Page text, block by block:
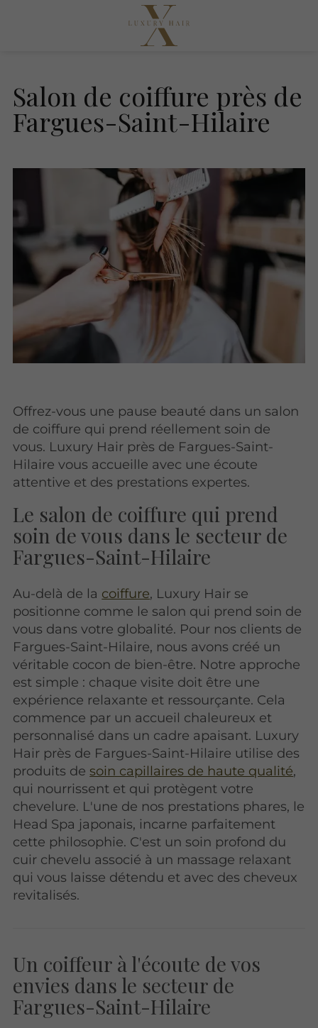
Salon de coiffure près de
Fargues-Saint-Hilaire
Offrez-vous une pause beauté dans un salon
de coiffure qui prend réellement soin de
vous. Luxury Hair près de Fargues-Saint-
Hilaire vous accueille avec une écoute
attentive et des prestations expertes.
Le salon de coiffure qui prend
soin de vous dans le secteur de
Fargues-Saint-Hilaire
Au-delà de la coiffure, Luxury Hair se
positionne comme le salon qui prend soin de
vous dans votre globalité. Pour nos clients de
Fargues-Saint-Hilaire, nous avons créé un
véritable cocon de bien-être. Notre approche
est simple : chaque visite doit être une
expérience relaxante et ressourçante. Cela
commence par un accueil chaleureux et
personnalisé dans un cadre apaisant. Luxury
Hair près de Fargues-Saint-Hilaire utilise des
produits desoin capillaires de haute qualité,
qui nourrissent et qui protègent votre
chevelure. L'une de nos prestations phares, le
Head Spa japonais, incarne parfaitement
cette philosophie. C'est un soin profond du
cuir chevelu associé à un massage relaxant
qui vous laisse détendu et avec des cheveux
revitalisés.
Un coiffeur à l'écoute de vos
envies dans le secteur de
Fargues-Saint-Hilaire